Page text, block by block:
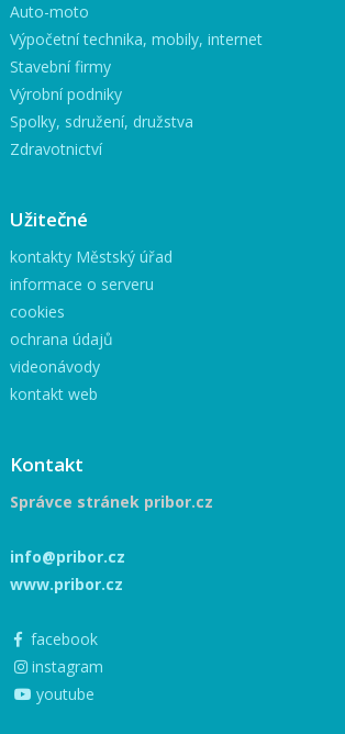
Auto-moto
Výpočetní technika, mobily, internet
Stavební firmy
Výrobní podniky
Spolky, sdružení, družstva
Zdravotnictví
Užitečné
kontakty Městský úřad
informace o serveru
cookies
ochrana údajů
videonávody
kontakt web
Kontakt
Správce stránek pribor.cz
info@pribor.cz
www.pribor.cz
facebook
instagram
youtube